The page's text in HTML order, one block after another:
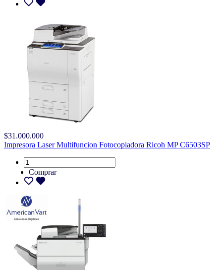
$31.000.000
Impresora Laser Multifuncion Fotocopiadora Ricoh MP C6503SP
Comprar